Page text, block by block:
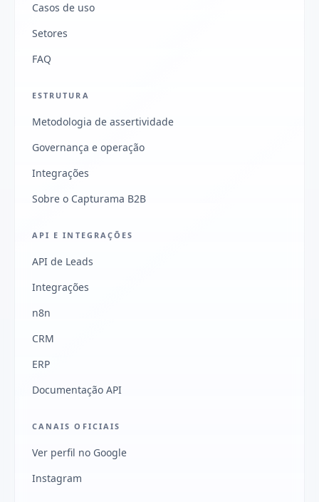
Casos de uso
Setores
FAQ
ESTRUTURA
Metodologia de assertividade
Governança e operação
Integrações
Sobre o Capturama B2B
API E INTEGRAÇÕES
API de Leads
Integrações
n8n
CRM
ERP
Documentação API
CANAIS OFICIAIS
Ver perfil no Google
Instagram